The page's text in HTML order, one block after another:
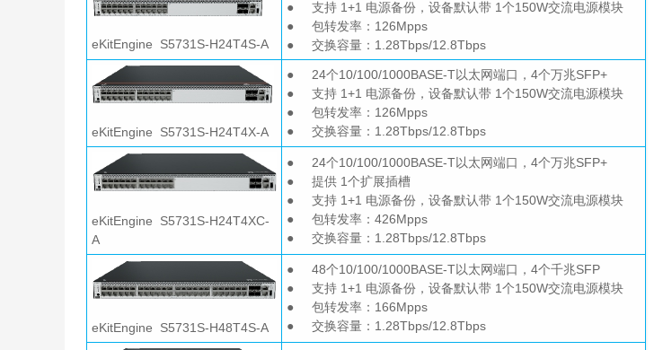
eKitEngine S5731S-H24T4S-A
● 支持 1+1 电源备份，设备默认带 1个150W交流电源模块
● 包转发率：126Mpps
● 交换容量：1.28Tbps/12.8Tbps
eKitEngine S5731S-H24T4X-A
● 24个10/100/1000BASE-T以太网端口，4个万兆SFP+
● 支持 1+1 电源备份，设备默认带 1个150W交流电源模块
● 包转发率：126Mpps
● 交换容量：1.28Tbps/12.8Tbps
eKitEngine S5731S-H24T4XC-
A
● 24个10/100/1000BASE-T以太网端口，4个万兆SFP+
● 提供 1个扩展插槽
● 支持 1+1 电源备份，设备默认带 1个150W交流电源模块
● 包转发率：426Mpps
● 交换容量：1.28Tbps/12.8Tbps
eKitEngine S5731S-H48T4S-A
● 48个10/100/1000BASE-T以太网端口，4个千兆SFP
● 支持 1+1 电源备份，设备默认带 1个150W交流电源模块
● 包转发率：166Mpps
● 交换容量：1.28Tbps/12.8Tbps